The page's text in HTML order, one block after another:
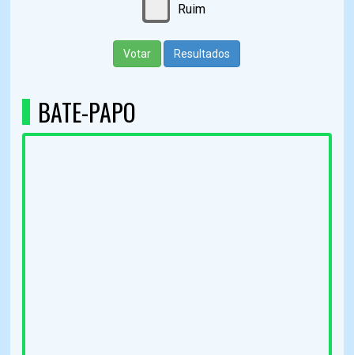
Ruim
Votar Resultados
BATE-PAPO